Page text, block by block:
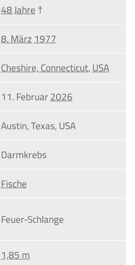
48 Jahre†
8. März1977
Cheshire, Connecticut,USA
11. Februar2026
Austin, Texas, USA
Darmkrebs
Fische
Feuer-Schlange
1,85 m